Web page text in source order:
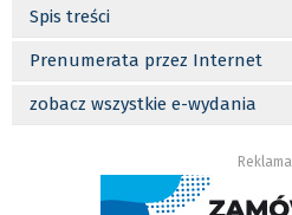
Spis treści
Prenumerata przez Internet
zobacz wszystkie e-wydania
Reklama